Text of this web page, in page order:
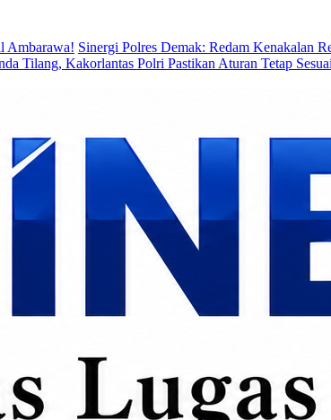
Ambarawa! Sinergi Polres Demak: Redam Kenakalan
Tilang, Kakorlantas Polri Pastikan Aturan Tetap